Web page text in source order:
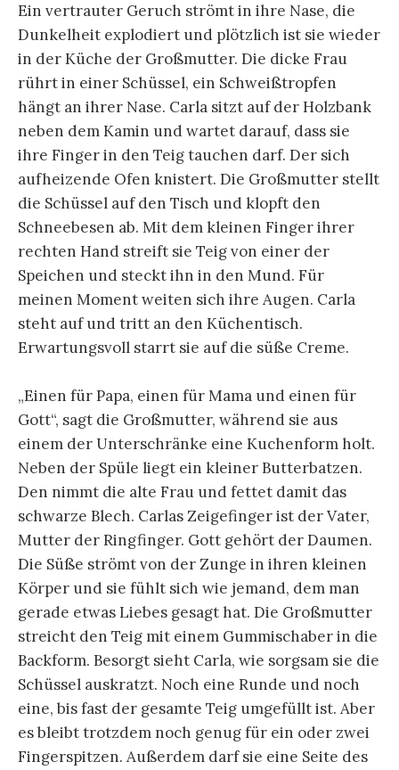
Ein vertrauter Geruch strömt in ihre Nase, die
Dunkelheit explodiert und plötzlich ist sie wieder
in der Küche der Großmutter. Die dicke Frau
rührt in einer Schüssel, ein Schweißtropfen
hängt an ihrer Nase. Carla sitzt auf der Holzbank
neben dem Kamin und wartet darauf, dass sie
ihre Finger in den Teig tauchen darf. Der sich
aufheizende Ofen knistert. Die Großmutter stellt
die Schüssel auf den Tisch und klopft den
Schneebesen ab. Mit dem kleinen Finger ihrer
rechten Hand streift sie Teig von einer der
Speichen und steckt ihn in den Mund. Für
meinen Moment weiten sich ihre Augen. Carla
steht auf und tritt an den Küchentisch.
Erwartungsvoll starrt sie auf die süße Creme.
„Einen für Papa, einen für Mama und einen für
Gott“, sagt die Großmutter, während sie aus
einem der Unterschränke eine Kuchenform holt.
Neben der Spüle liegt ein kleiner Butterbatzen.
Den nimmt die alte Frau und fettet damit das
schwarze Blech. Carlas Zeigefinger ist der Vater,
Mutter der Ringfinger. Gott gehört der Daumen.
Die Süße strömt von der Zunge in ihren kleinen
Körper und sie fühlt sich wie jemand, dem man
gerade etwas Liebes gesagt hat. Die Großmutter
streicht den Teig mit einem Gummischaber in die
Backform. Besorgt sieht Carla, wie sorgsam sie die
Schüssel auskratzt. Noch eine Runde und noch
eine, bis fast der gesamte Teig umgefüllt ist. Aber
es bleibt trotzdem noch genug für ein oder zwei
Fingerspitzen. Außerdem darf sie eine Seite des